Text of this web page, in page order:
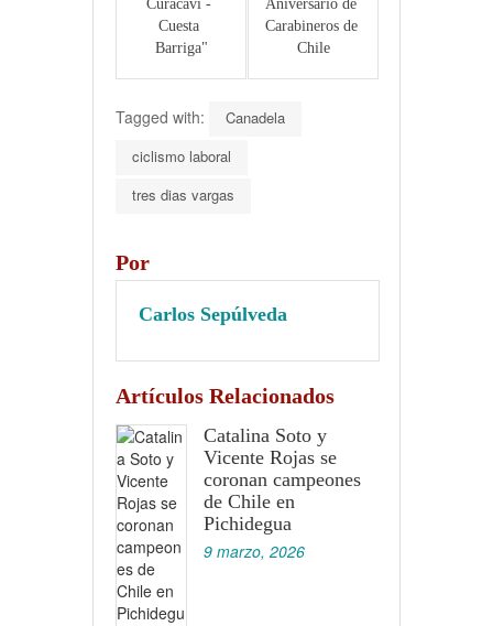
Curacavi -
Cuesta
Barriga"
Aniversario de
Carabineros de
Chile
Tagged with:
Canadela
ciclismo laboral
tres dias vargas
Por
Carlos Sepúlveda
Artículos Relacionados
Catalina Soto y
Vicente Rojas se
coronan campeones
de Chile en
Pichidegua
9 marzo, 2026